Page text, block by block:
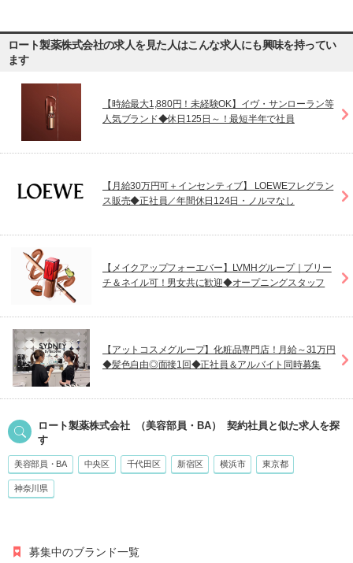
ロート製薬株式会社の求人を見た人はこんな求人にも興味を持ってい
ます
【時給最大1,880円！未経験OK】イヴ・サンローラン等
人気ブランド◆休日125日～！最短半年で社員
【月給30万円可＋インセンティブ】 LOEWEフレグラン
ス販売◆正社員／年間休日124日・ノルマなし
【メイクアップフォーエバー】LVMHグループ｜ブリー
チ＆ネイル可！男女共に歓迎◆オープニングスタッフ
【アットコスメグループ】化粧品専門店！月給～31万円
◆髪色自由◎面接1回◆正社員＆アルバイト同時募集
ロート製薬株式会社 （美容部員・BA） 契約社員 と似た求人を探
す
美容部員・BA 中央区 千代田区 新宿区 横浜市 東京都
神奈川県
募集中のブランド一覧